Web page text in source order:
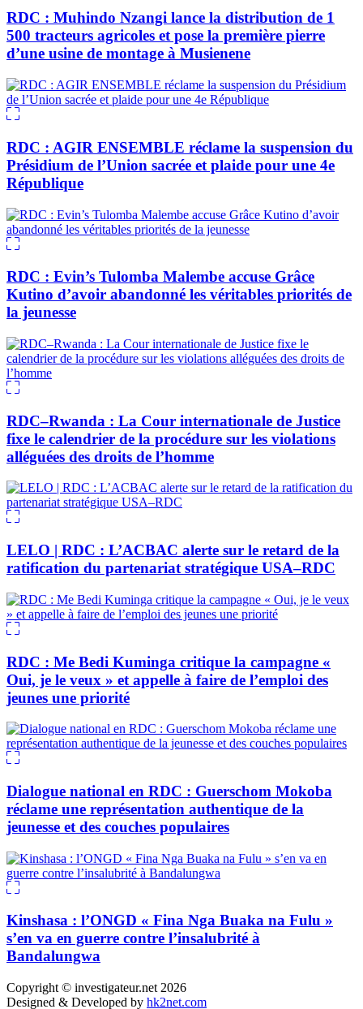
RDC : Muhindo Nzangi lance la distribution de 1
500 tracteurs agricoles et pose la première pierre
d’une usine de montage à Musienene
RDC : AGIR ENSEMBLE réclame la suspension du
Présidium de l’Union sacrée et plaide pour une 4e
République
RDC : Evin’s Tulomba Malembe accuse Grâce
Kutino d’avoir abandonné les véritables priorités de
la jeunesse
RDC–Rwanda : La Cour internationale de Justice
fixe le calendrier de la procédure sur les violations
alléguées des droits de l’homme
LELO | RDC : L’ACBAC alerte sur le retard de la
ratification du partenariat stratégique USA–RDC
RDC : Me Bedi Kuminga critique la campagne «
Oui, je le veux » et appelle à faire de l’emploi des
jeunes une priorité
Dialogue national en RDC : Guerschom Mokoba
réclame une représentation authentique de la
jeunesse et des couches populaires
Kinshasa : l’ONGD « Fina Nga Buaka na Fulu »
s’en va en guerre contre l’insalubrité à
Bandalungwa
Copyright © investigateur.net 2026
Designed & Developed by hk2net.com